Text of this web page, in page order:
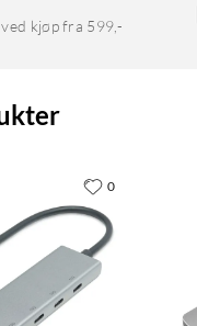
kjøp fra 599,-
0